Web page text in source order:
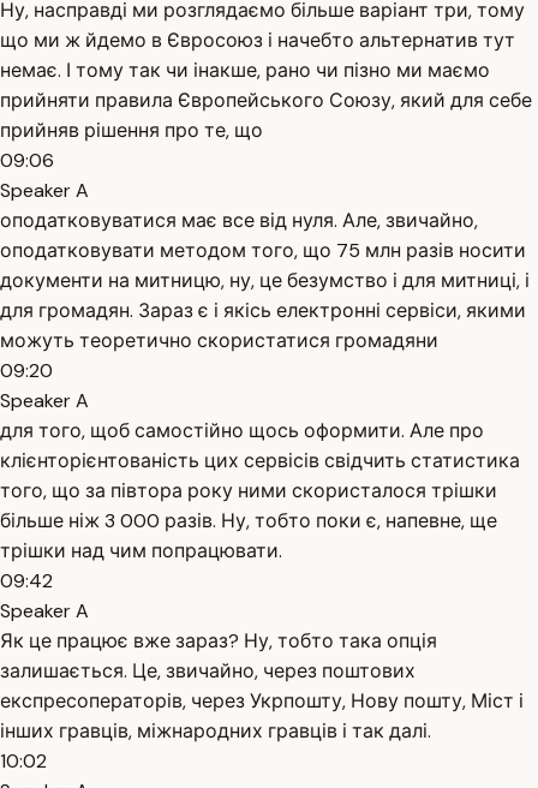
Ну, насправді ми розглядаємо більше варіант три, тому
що ми ж йдемо в Євросоюз і начебто альтернатив тут
немає. І тому так чи інакше, рано чи пізно ми маємо
прийняти правила Європейського Союзу, який для себе
прийняв рішення про те, що
09:06
Speaker A
оподатковуватися має все від нуля. Але, звичайно,
оподатковувати методом того, що 75 млн разів носити
документи на митницю, ну, це безумство і для митниці, і
для громадян. Зараз є і якісь електронні сервіси, якими
можуть теоретично скористатися громадяни
09:20
Speaker A
для того, щоб самостійно щось оформити. Але про
клієнторієнтованість цих сервісів свідчить статистика
того, що за півтора року ними скористалося трішки
більше ніж 3 000 разів. Ну, тобто поки є, напевне, ще
трішки над чим попрацювати.
09:42
Speaker A
Як це працює вже зараз? Ну, тобто така опція
залишається. Це, звичайно, через поштових
експресоператорів, через Укрпошту, Нову пошту, Міст і
інших гравців, міжнародних гравців і так далі.
10:02